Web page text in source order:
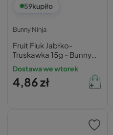
59kupiło
Bunny Ninja
Fruit Fluk Jabłko-
Truskawka 15g - Bunny
Ninja
Dostawa we wtorek
4,86 zł